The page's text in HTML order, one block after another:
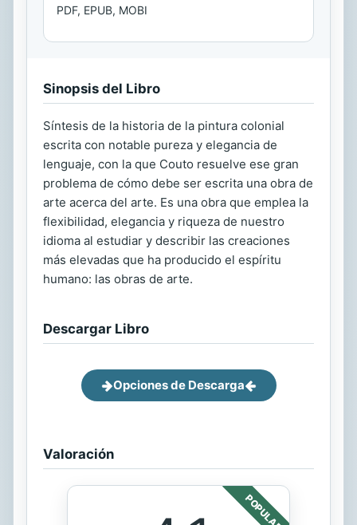
PDF, EPUB, MOBI
Sinopsis del Libro
Síntesis de la historia de la pintura colonial
escrita con notable pureza y elegancia de
lenguaje, con la que Couto resuelve ese gran
problema de cómo debe ser escrita una obra de
arte acerca del arte. Es una obra que emplea la
flexibilidad, elegancia y riqueza de nuestro
idioma al estudiar y describir las creaciones
más elevadas que ha producido el espíritu
humano: las obras de arte.
Descargar Libro
Opciones de Descarga
Valoración
POPULAR